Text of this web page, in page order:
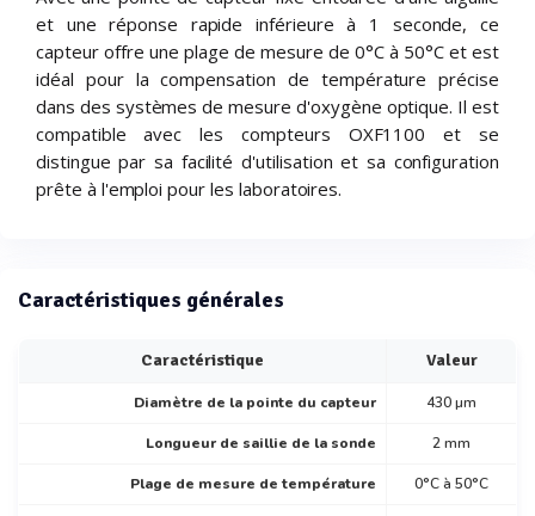
et une réponse rapide inférieure à 1 seconde, ce
capteur offre une plage de mesure de 0°C à 50°C et est
idéal pour la compensation de température précise
dans des systèmes de mesure d'oxygène optique. Il est
compatible avec les compteurs OXF1100 et se
distingue par sa facilité d'utilisation et sa configuration
prête à l'emploi pour les laboratoires.
Caractéristiques générales
Caractéristique Valeur
Diamètre de la pointe du capteur 430 µm
Longueur de saillie de la sonde 2 mm
Plage de mesure de température 0°C à 50°C